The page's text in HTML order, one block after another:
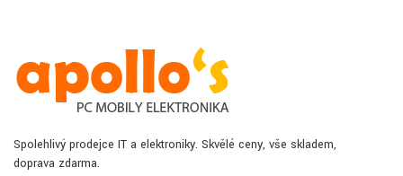
Spolehlivý prodejce IT a elektroniky. Skvělé ceny, vše skladem,
doprava zdarma.